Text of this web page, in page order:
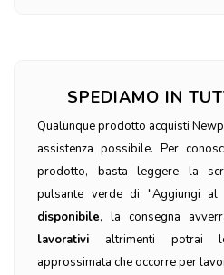
SPEDIAMO IN
Qualunque prodotto acquisti
assistenza possibile. Per
prodotto, basta leggere la
pulsante verde di "Aggiungi al
disponibile, la consegna
lavorativi altrimenti potrai
approssimata che occorre per